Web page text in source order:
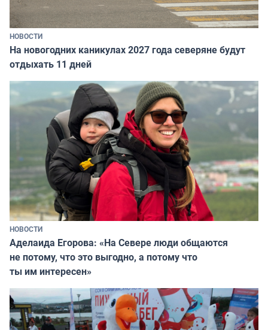
НОВОСТИ
На новогодних каникулах 2027 года северяне будут
отдыхать 11 дней
НОВОСТИ
Аделаида Егорова: «На Севере люди общаются
не потому, что это выгодно, а потому что
ты им интересен»